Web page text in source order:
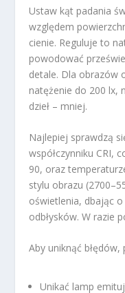
Ustaw kąt padania
względem
cienie. Reguluje to
powodować
detale. Dla obrazów
natężenie do 200 lx,
dzieł – mniej.
Najlepiej sprawdzą
współczynniku CRI,
90, oraz
stylu obrazu
oświetlenia, dbając
odbłysków. W razie
Aby uniknąć
Unikać lamp